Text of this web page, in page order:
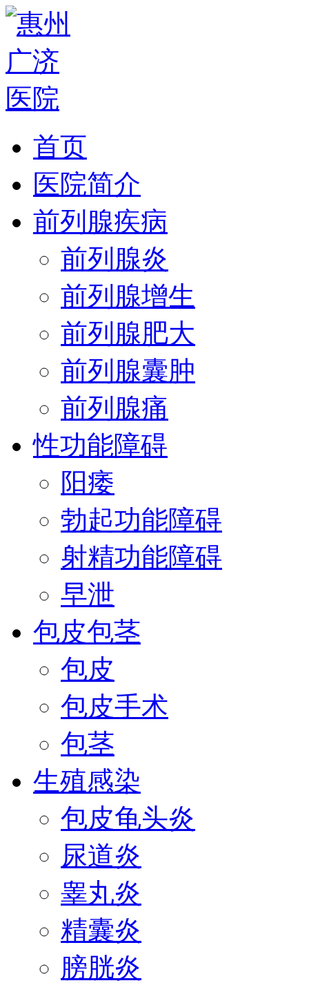
首页
医院简介
前列腺疾病
前列腺炎
前列腺增生
前列腺肥大
前列腺囊肿
前列腺痛
性功能障碍
阳痿
勃起功能障碍
射精功能障碍
早泄
包皮包茎
包皮
包皮手术
包茎
生殖感染
包皮龟头炎
尿道炎
睾丸炎
精囊炎
膀胱炎